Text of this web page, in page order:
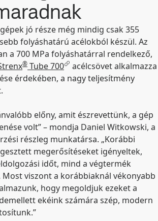
jó része még mindig csak 355
folyáshatárú acélokból készül. Az
a 700 MPa folyáshatárral rendelkező,
® Tube 700
acélcsövet alkalmazza
érdekében, a nagy teljesítmény
előny, amit észrevettünk, a gép
volt” – mondja Daniel Witkowski, a
részleg munkatársa. „Korábbi
megerősítéseket igényeltek,
időt, mind a végtermék
viszont a korábbiaknál vékonyabb
hogy megoldjuk ezeket a
ekéink számára szép, modern